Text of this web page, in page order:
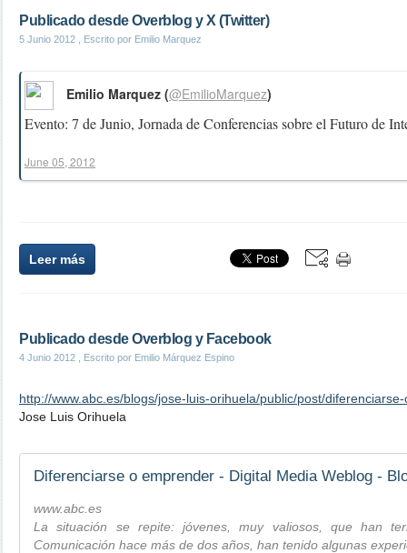
Publicado desde Overblog y X (Twitter)
5 Junio 2012 , Escrito por Emilio Marquez
Evento: 7 de Junio, Jornada de Conferencias sobre el Futuro de
Emilio Marquez (@EmilioMarquez)
June 05, 2012
Leer más
Publicado desde Overblog y Facebook
4 Junio 2012 , Escrito por Emilio Márquez Espino
http://www.abc.es/blogs/jose-luis-orihuela/public/post/
Jose Luis Orihuela
Diferenciarse o emprender - Digital Media Weblog -
www.abc.es
La situación se repite: jóvenes, muy valiosos, que han
Comunicación hace más de dos años, han tenido algunas